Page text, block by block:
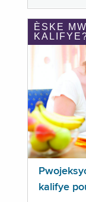
ÈSKE
kalifye